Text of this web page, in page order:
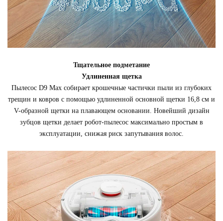
Тщательное подметание
Удлиненная щетка
Пылесос D9 Max собирает крошечные частички пыли из глубоких
трещин и ковров с помощью удлиненной основной щетки 16,8 см и
V-образной щетки на плавающем основании. Новейший дизайн
зубцов щетки делает робот-пылесос максимально простым в
эксплуатации, снижая риск запутывания волос.